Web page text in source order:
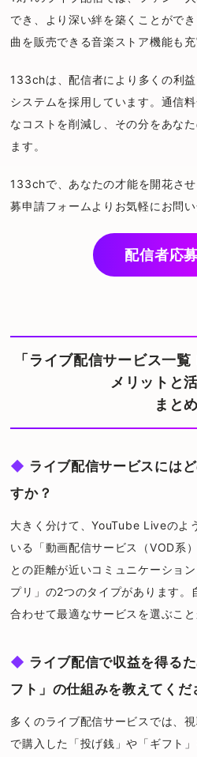
でき、より深い絆を築くことがで
曲を販売できる音楽ストア機能も充
133chは、配信者により多くの利
システムを採用しています。通信
なコストを削減し、その分をあな
ます。
133chで、あなたの才能を開花さ
募申請フォームよりお気軽にお問い
配信者応
「ライブ配信サービス一
メリットと
まとめ
ライブ配信サービスには
すか？
大きく分けて、YouTube Liveのよ
いる「動画配信サービス（VOD系
との距離が近いコミュニケーショ
プリ」の2つのタイプがあります。
合わせて最適なサービスを選ぶこと
ライブ配信で収益を得る
フト」の仕組みを教えてくだ
多くのライブ配信サービスでは、
で購入した「投げ銭」や「ギフト